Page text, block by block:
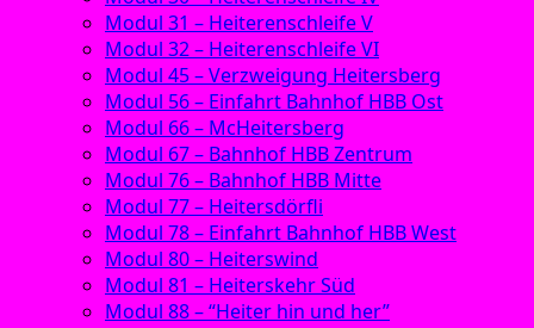
Modul 31 – Heiterenschleife V
Modul 32 – Heiterenschleife VI
Modul 45 – Verzweigung Heitersberg
Modul 56 – Einfahrt Bahnhof HBB Ost
Modul 66 – McHeitersberg
Modul 67 – Bahnhof HBB Zentrum
Modul 76 – Bahnhof HBB Mitte
Modul 77 – Heitersdörfli
Modul 78 – Einfahrt Bahnhof HBB West
Modul 80 – Heiterswind
Modul 81 – Heiterskehr Süd
Modul 88 – “Heiter hin und her”